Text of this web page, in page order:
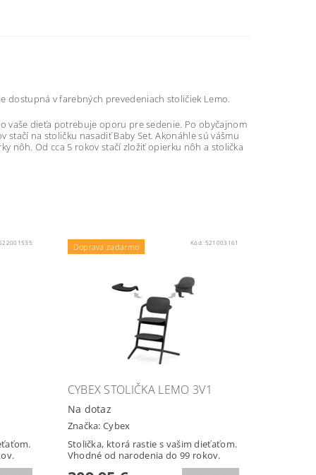
dostupná v farebných prevedeniach stoličiek Lemo.
vaše dieťa potrebuje oporu pre sedenie. Po obyčajnom
na stoličku nasadiť Baby Set. Akonáhle sú vášmu
nôh. Od cca 5 rokov stačí zložiť opierku nôh a stolička
Doprava zadarmo Kód: 521003161
CYBEX STOLIČKA LEMO 3V1
Na dotaz
Značka:Cybex
Stolička, ktorá rastie s vašim dieťaťom.
Vhodné od narodenia do 99 rokov.